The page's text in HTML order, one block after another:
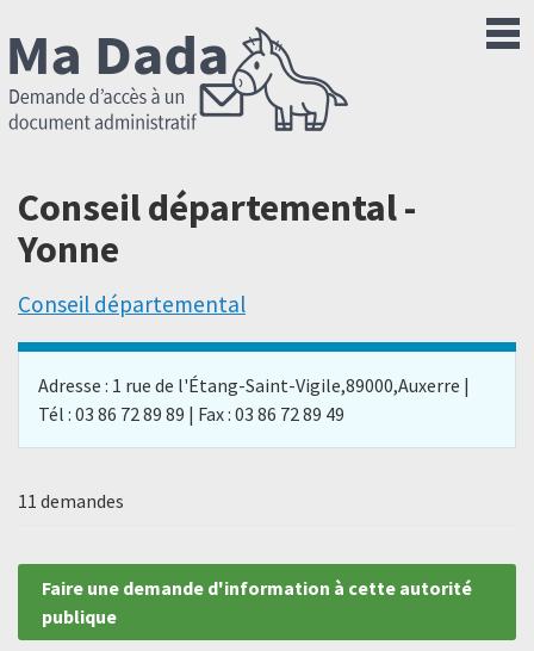
Conseil départemental -
Yonne
Conseil départemental
Adresse : 1 rue de l'Étang-Saint-Vigile,89000,Auxerre |
Tél : 03 86 72 89 89 | Fax : 03 86 72 89 49
11 demandes
Faire une demande d'information à cette autorité
publique